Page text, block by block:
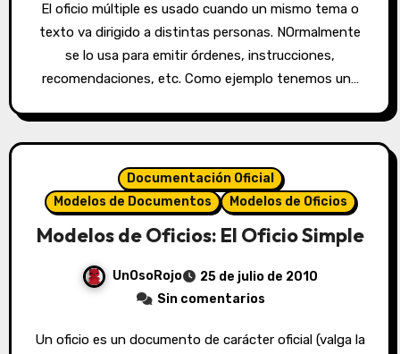
El oficio múltiple es usado cuando un mismo tema o
texto va dirigido a distintas personas. NOrmalmente
se lo usa para emitir órdenes, instrucciones,
recomendaciones, etc. Como ejemplo tenemos un…
Documentación Oficial
Modelos de Documentos
Modelos de Oficios
Modelos de Oficios: El Oficio Simple
UnOsoRojo
25 de julio de 2010
Sin comentarios
Un oficio es un documento de carácter oficial (valga la